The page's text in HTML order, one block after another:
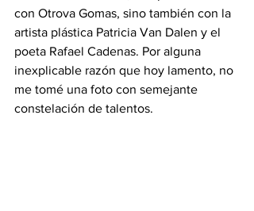
con Otrova Gomas, sino también con la
artista plástica Patricia Van Dalen y el
poeta Rafael Cadenas. Por alguna
inexplicable razón que hoy lamento, no
me tomé una foto con semejante
constelación de talentos.